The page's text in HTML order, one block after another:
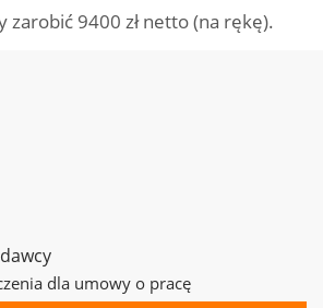
zarobić 9400 zł netto (na rękę).
dla umowy o pracę